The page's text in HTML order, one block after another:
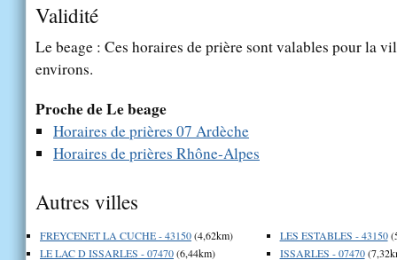
Validité
Le beage : Ces horaires de prière sont valables pour la
environs.
Proche de Le beage
Horaires de prières 07 Ardèche
Horaires de prières Rhône-Alpes
Autres villes
FREYCENET LA CUCHE - 43150(4,62km)
LE LAC D ISSARLES - 07470(6,44km)
LES ESTABLES - 43150
ISSARLES - 07470